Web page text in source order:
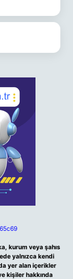
kurum veya şahıs
yalnızca kendi
yer alan içerikler
kişiler hakkında